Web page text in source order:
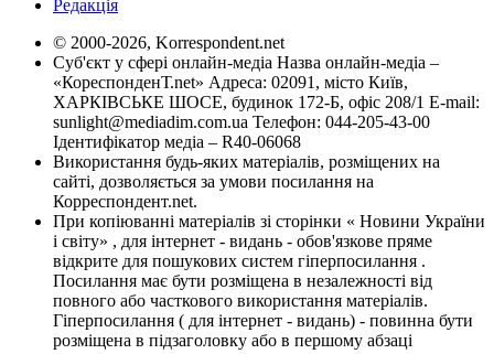
Редакція
© 2000-2026, Korrespondent.net
Суб'єкт у сфері онлайн-медіа Назва онлайн-медіа –
«КореспонденТ.net» Адреса: 02091, місто Київ,
ХАРКІВСЬКЕ ШОСЕ, будинок 172-Б, офіс 208/1 E-mail:
sunlight@mediadim.com.ua Телефон: 044-205-43-00
Ідентифікатор медіа – R40-06068
Використання будь-яких матеріалів, розміщених на
сайті, дозволяється за умови посилання на
Корреспондент.net.
При копіюванні матеріалів зі сторінки « Новини України
і світу» , для інтернет - видань - обов'язкове пряме
відкрите для пошукових систем гіперпосилання .
Посилання має бути розміщена в незалежності від
повного або часткового використання матеріалів.
Гіперпосилання ( для інтернет - видань) - повинна бути
розміщена в підзаголовку або в першому абзаці